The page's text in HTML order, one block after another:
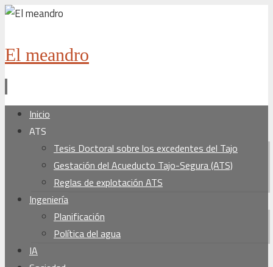
El meandro
contenido
Inicio
ATS
Tesis Doctoral sobre los excedentes del Tajo
Gestación del Acueducto Tajo-Segura (ATS)
Reglas de explotación ATS
Ingeniería
Planificación
Política del agua
IA